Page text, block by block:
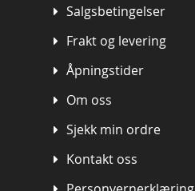
Salgsbetingelser
Frakt og levering
Åpningstider
Om oss
Sjekk min ordre
Kontakt oss